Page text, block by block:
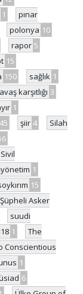
1
pınar
polonya 10
rapor 5
15
150 sağlık 1
karşıtlığı 3
1
45 şiir 4
Silah
Sivil
1
15
Şüpheli Asker
suudi
1
The
Conscientious
1
6